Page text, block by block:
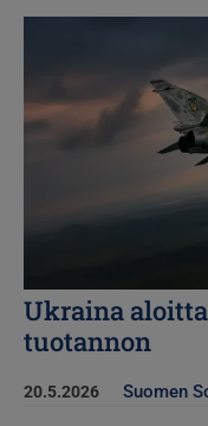
Ukraina
tuotannon
20.5.2026 Suomen